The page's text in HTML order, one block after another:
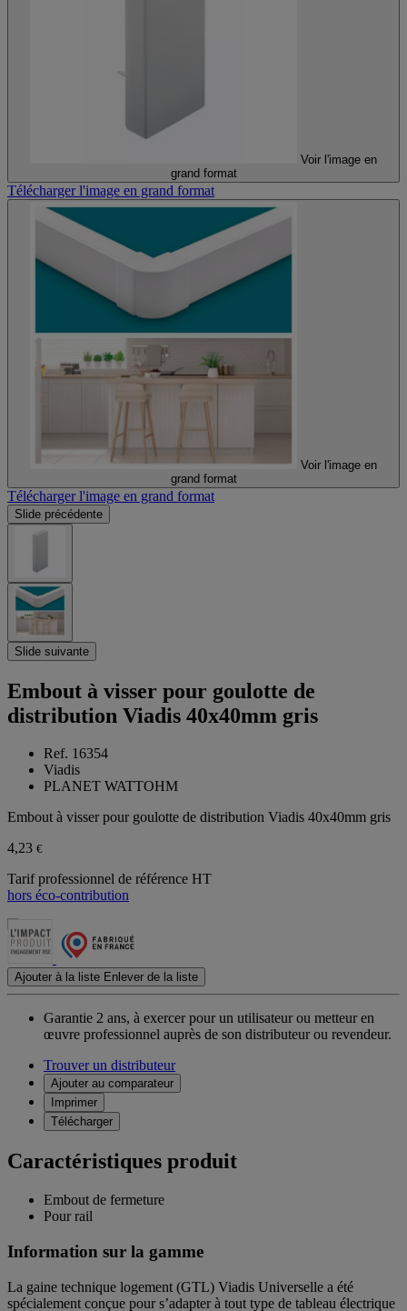
Voir l'image en
grand format
Télécharger l'image en grand format
Voir l'image en
grand format
Télécharger l'image en grand format
Slide précédente
Slide suivante
Embout à visser pour goulotte de
distribution Viadis 40x40mm gris
Ref. 16354
Viadis
PLANET WATTOHM
Embout à visser pour goulotte de distribution Viadis 40x40mm gris
4,23 €
Tarif professionnel de référence HT
hors éco-contribution
Ajouter à la liste Enlever de la liste
Garantie 2 ans, à exercer pour un utilisateur ou metteur en
œuvre professionnel auprès de son distributeur ou revendeur.
Trouver un distributeur
Ajouter au comparateur
Imprimer
Télécharger
Caractéristiques produit
Embout de fermeture
Pour rail
Information sur la gamme
La gaine technique logement (GTL) Viadis Universelle a été
spécialement conçue pour s’adapter à tout type de tableau électrique